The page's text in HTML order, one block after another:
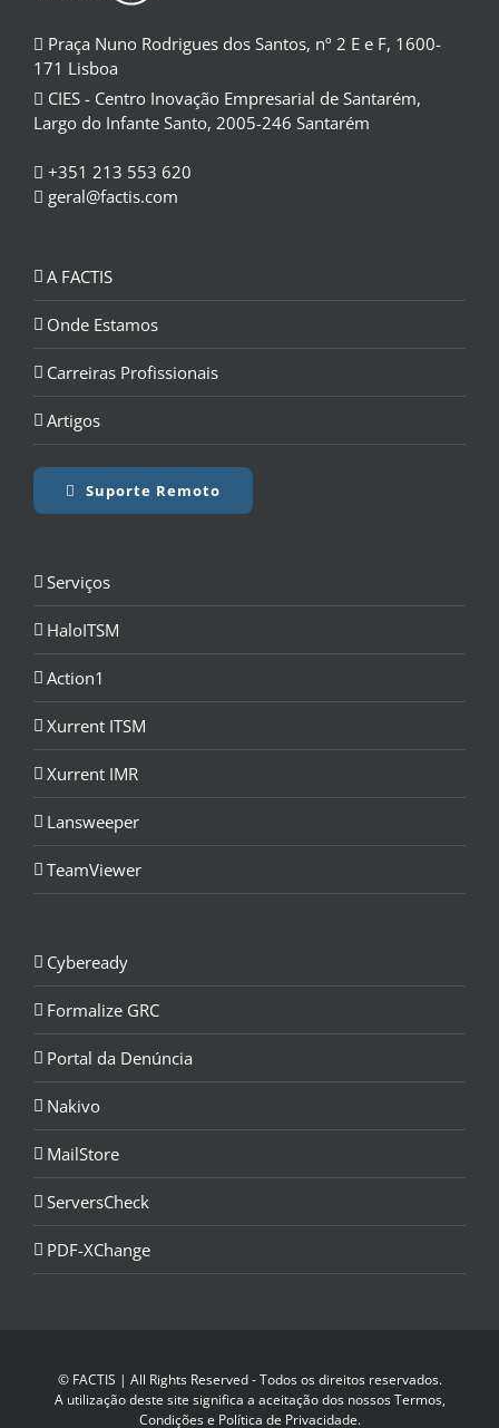
Praça Nuno Rodrigues dos Santos, nº 2 E e F, 1600-
171 Lisboa
CIES - Centro Inovação Empresarial de Santarém,
Largo do Infante Santo, 2005-246 Santarém
+351 213 553 620
geral@factis.com
A FACTIS
Onde Estamos
Carreiras Profissionais
Artigos
Suporte Remoto
Serviços
HaloITSM
Action1
Xurrent ITSM
Xurrent IMR
Lansweeper
TeamViewer
Cybeready
Formalize GRC
Portal da Denúncia
Nakivo
MailStore
ServersCheck
PDF-XChange
© FACTIS | All Rights Reserved - Todos os direitos reservados.
A utilização deste site significa a aceitação dos nossosTermos,
Condições e Política de Privacidade.